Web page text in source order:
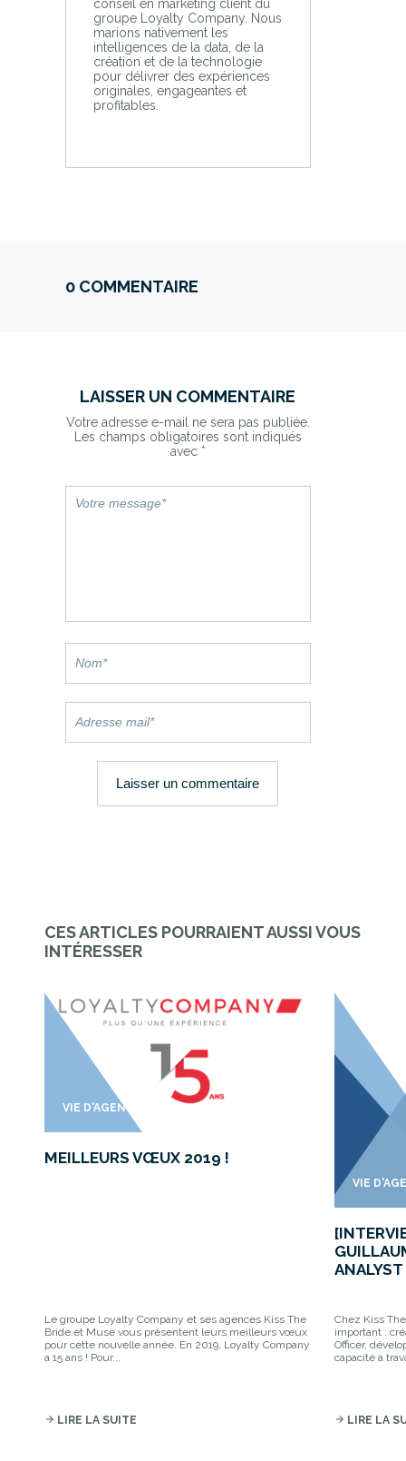
conseil en marketing client du
groupe Loyalty Company. Nous
marions nativement les
intelligences de la data, de la
création et de la technologie
pour délivrer des expériences
originales, engageantes et
profitables.
0 COMMENTAIRE
LAISSER UN COMMENTAIRE
Votre adresse e-mail ne sera pas publiée.
Les champs obligatoires sont indiqués
avec *
CES ARTICLES POURRAIENT AUSSI VOUS
INTÉRESSER
VIE D'AGENCE
MEILLEURS VŒUX 2019 !
Le groupe Loyalty Company et ses agences Kiss The
Bride et Muse vous présentent leurs meilleurs vœux
pour cette nouvelle année. En 2019, Loyalty Company
a 15 ans ! Pour...
arrow_forward LIRE LA SUITE
VIE
Chez Kiss
important :
Officer,
capacité à
arrow_forward LIRE LA